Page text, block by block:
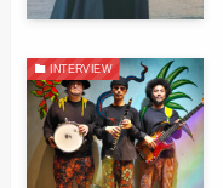
INTERVIEW